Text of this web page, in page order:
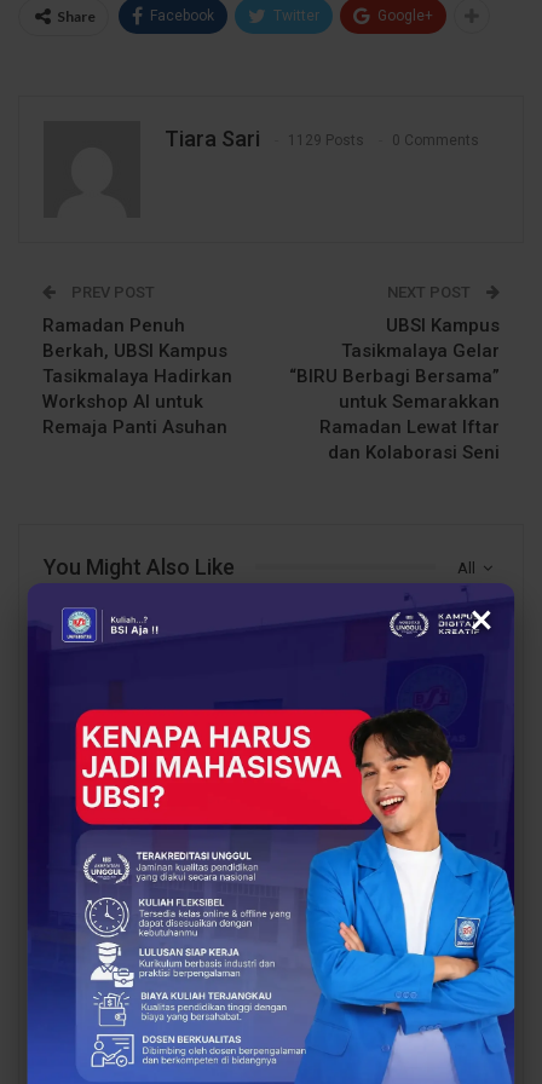
Share Facebook Twitter Google+
Tiara Sari 1129 Posts 0 Comments
PREV POST
Ramadan Penuh
Berkah, UBSI Kampus
Tasikmalaya Hadirkan
Workshop AI untuk
Remaja Panti Asuhan
NEXT POST
UBSI Kampus
Tasikmalaya Gelar
“BIRU Berbagi Bersama”
untuk Semarakkan
Ramadan Lewat Iftar
dan Kolaborasi Seni
All
You Might Also Like
BERITA
UBSI Buka Call for
Papers ICAISD 2026,
Dorong Riset Teknologi
dan Keamanan Siber…
Siap Kuliah Berkualitas?
UBSI Cengkareng Gelar
Open Booth Spesial
dengan Beasiswa…
BERITA BERITA
×